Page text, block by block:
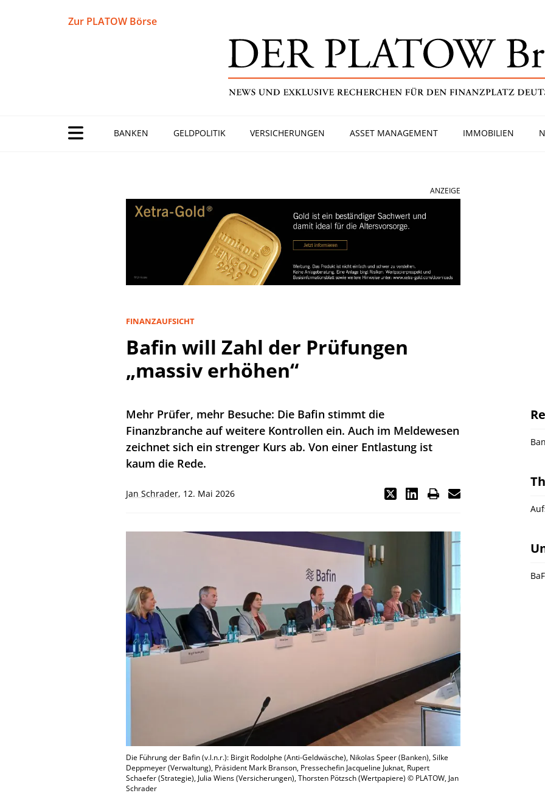
Zur PLATOW Börse
BANKEN GELDPOLITIK VERSICHERUNGEN ASSET MANAGEMENT IMMOBILIEN
ANZEIGE
FINANZAUFSICHT
Bafin will Zahl der Prüfungen
„massiv erhöhen“
Mehr Prüfer, mehr Besuche: Die Bafin stimmt die
Finanzbranche auf weitere Kontrollen ein. Auch im Meldewesen
zeichnet sich ein strenger Kurs ab. Von einer Entlastung ist
kaum die Rede.
Jan Schrader, 12. Mai 2026
Die Führung der Bafin (v.l.n.r.): Birgit Rodolphe (Anti-Geldwäsche), Nikolas Speer (Banken), Silke
Deppmeyer (Verwaltung), Präsident Mark Branson, Pressechefin Jacqueline Juknat, Rupert
Schaefer (Strategie), Julia Wiens (Versicherungen), Thorsten Pötzsch (Wertpapiere) © PLATOW, Jan
Schrader